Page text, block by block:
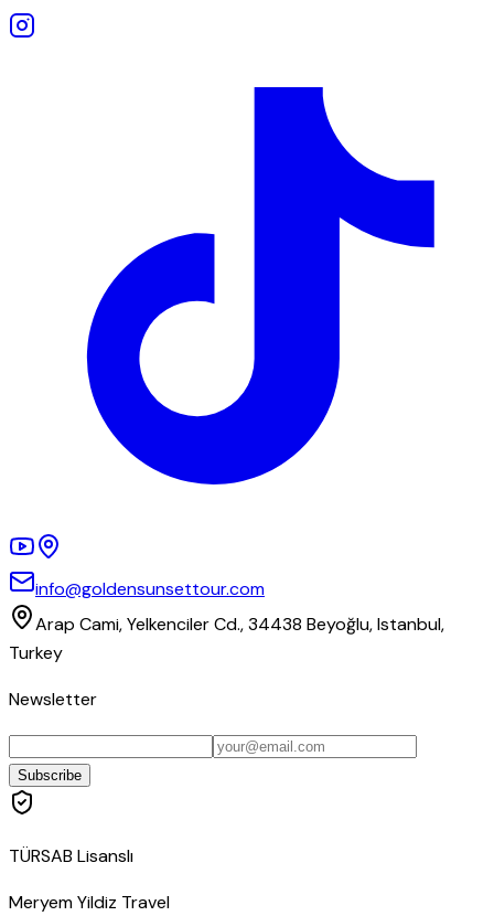
info@goldensunsettour.com
Arap Cami, Yelkenciler Cd., 34438 Beyoğlu, Istanbul,
Turkey
Newsletter
Subscribe
TÜRSAB Lisanslı
Meryem Yildiz Travel